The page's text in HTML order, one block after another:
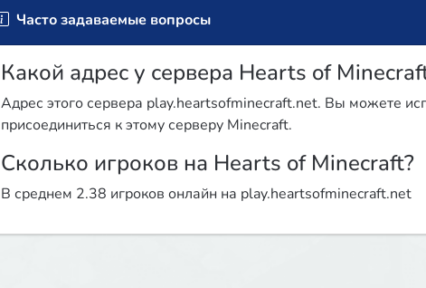
Часто задаваемые вопросы
Какой адрес у сервера Hearts of
Адрес этого сервера play.heartsofminecraft.net. Вы можете
присоединиться к этому серверу Minecraft.
Сколько игроков на Hearts of Minecraft?
В среднем 2.38 игроков онлайн на play.heartsofminecraft.net